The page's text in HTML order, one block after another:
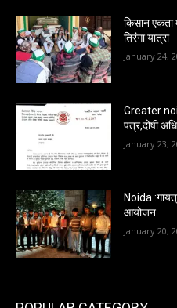
किसान
तिरंगा यात्रा
January 24,
Greater
पत्र,दोषी
January 23,
Noida
आयोजन
January 20,